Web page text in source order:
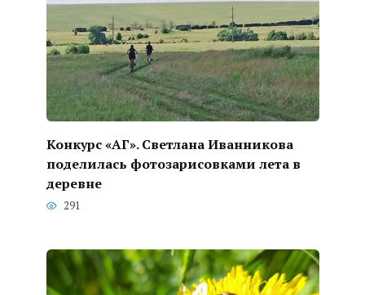
Конкурс «АГ». Светлана Иванникова
поделилась фотозарисовками лета в
деревне
291